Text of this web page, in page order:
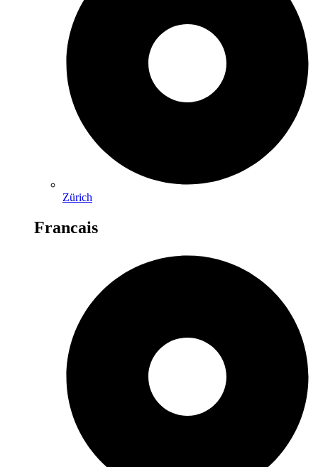
Zürich
Francais